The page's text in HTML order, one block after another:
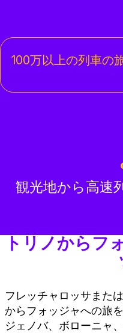
100万以上の列車の
観光地から高速
トリノからフ
フレッチャロッサまた
からフォッジャへの旅
ジェノバ、ボローニャ